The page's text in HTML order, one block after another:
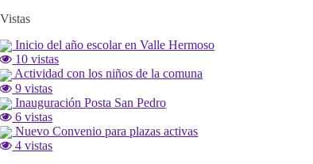
Inicio del año escolar en Valle Hermoso
10 vistas
Actividad con los niños de la comuna
9 vistas
Inauguración Posta San Pedro
6 vistas
Nuevo Convenio para plazas activas
4 vistas